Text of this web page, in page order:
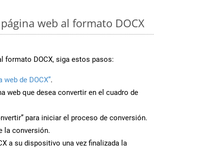
web al formato DOCX
formato DOCX, siga estos pasos:
web de DOCX”.
web que desea convertir en el cuadro de
para iniciar el proceso de conversión.
la conversión.
a su dispositivo una vez finalizada la